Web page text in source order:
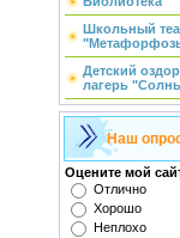
Школьный
Детский
лагерь
Наш
Оцените мой
Отлично
Хорошо
Неплохо